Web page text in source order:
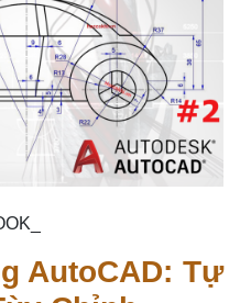
AutoCAD: Tự